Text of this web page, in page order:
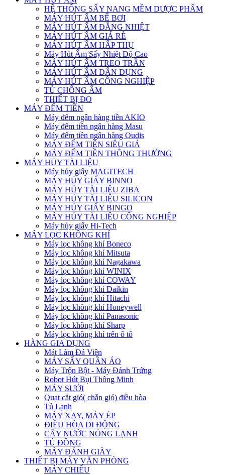
HỆ THỐNG SẤY NANG MỀM DƯỢC PHẨM
MÁY HÚT ẨM BỂ BƠI
MÁY HÚT ẨM ĐẲNG NHIỆT
MÁY HÚT ẨM GIÁ RẺ
MÁY HÚT ẨM HẤP THỤ
Máy Hút Ẩm Sấy Nhiệt Độ Cao
MÁY HÚT ẨM TREO TRẦN
MÁY HÚT ẨM DÂN DỤNG
MÁY HÚT ẨM CÔNG NGHIỆP
TỦ CHỐNG ẨM
THIẾT BỊ ĐO
MÁY ĐẾM TIỀN
Máy đếm ngân hàng tiền AKIO
Máy đếm tiền ngân hàng Masu
Máy đếm tiền ngân hàng Oudis
MÁY ĐẾM TIỀN SIÊU GIẢ
MÁY ĐẾM TIỀN THÔNG THƯỜNG
MÁY HỦY TÀI LIỆU
Máy hủy giấy MAGITECH
MÁY HỦY GIẤY BINNO
MÁY HỦY TÀI LIỆU ZIBA
MÁY HỦY TÀI LIỆU SILICON
MÁY HỦY GIẤY BINGO
MÁY HỦY TÀI LIỆU CÔNG NGHIỆP
Máy hủy giấy Hi-Tech
MÁY LỌC KHÔNG KHÍ
Máy lọc không khí Boneco
Máy lọc không khí Mitsuta
Máy lọc không khí Nagakawa
Máy lọc không khí WINIX
Máy lọc không khí COWAY
Máy lọc không khí Daikin
Máy lọc không khí Hitachi
Máy lọc không khí Honeywell
Máy lọc không khí Panasonic
Máy lọc không khí Sharp
Máy lọc không khí trên ô tô
HÀNG GIA DỤNG
Mát Làm Đá Viên
MÁY SẤY QUẦN ÁO
Máy Trộn Bột - Máy Đánh Trứng
Robot Hút Bụi Thông Minh
MÁY SƯỞI
Quạt cắt gió( chắn gió) điều hòa
Tủ Lạnh
MÁY XAY, MÁY ÉP
ĐIỀU HÒA DI ĐỘNG
CÂY NƯỚC NÓNG LẠNH
TỦ ĐÔNG
MÁY ĐÁNH GIÀY
THIẾT BỊ MÁY VĂN PHÒNG
MÁY CHIẾU